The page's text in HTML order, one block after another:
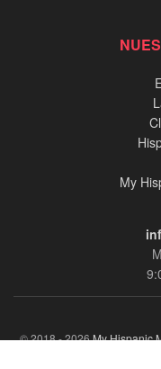
My
© 2018 - 2026My Hispanic